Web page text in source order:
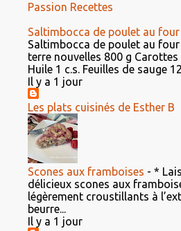
Passion Recettes
Saltimbocca de poulet au four
Saltimbocca de poulet au
terre nouvelles 800 g
Huile 1 c.s. Feuilles de sauge
Il y a 1 jour
Les plats cuisinés de Esther B
Scones aux framboises - *
délicieux scones aux
légèrement croustillants à
beurre...
Il y a 1 jour